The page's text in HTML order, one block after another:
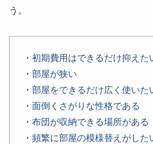
う。
・ 初期費用はできるだけ抑えた
・ 部屋が狭い
・ 部屋をできるだけ広く使いた
・ 面倒くさがりな性格である
・ 布団が収納できる場所がある
・ 頻繁に部屋の模様替えがした